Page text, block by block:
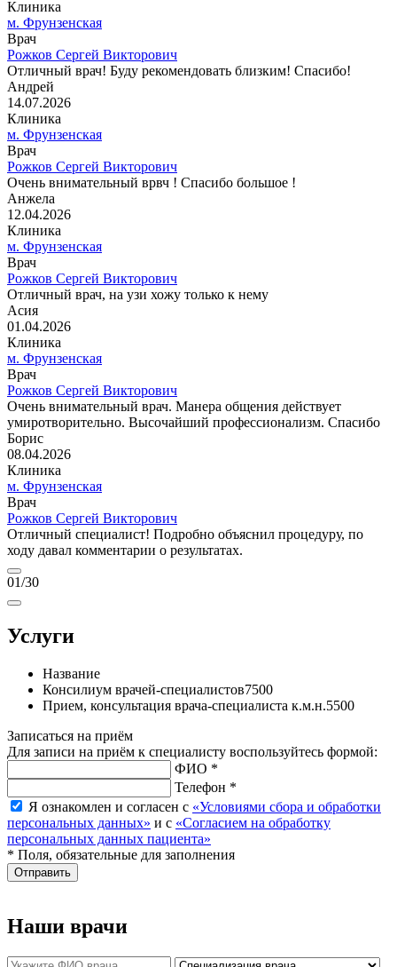
Клиника
м. Фрунзенская
Врач
Рожков Сергей Викторович
Отличный врач! Буду рекомендовать близким! Спасибо!
Андрей
14.07.2026
Клиника
м. Фрунзенская
Врач
Рожков Сергей Викторович
Очень внимательный врвч ! Спасибо большое !
Анжела
12.04.2026
Клиника
м. Фрунзенская
Врач
Рожков Сергей Викторович
Отличный врач, на узи хожу только к нему
Асия
01.04.2026
Клиника
м. Фрунзенская
Врач
Рожков Сергей Викторович
Очень внимательный врач. Манера общения действует
умиротворительно. Высочайший профессионализм. Спасибо
Борис
08.04.2026
Клиника
м. Фрунзенская
Врач
Рожков Сергей Викторович
Отличный специалист! Подробно объяснил процедуру, по
ходу давал комментарии о результатах.
01/30
Услуги
Название
Консилиум врачей-специалистов7500
Прием, консультация врача-специалиста к.м.н.5500
Записаться на приём
Для записи на приём к специалисту воспользуйтесь формой:
ФИО *
Телефон *
Я ознакомлен и согласен с «Условиями сбора и обработки
персональных данных» и с «Согласием на обработку
персональных данных пациента»
* Поля, обязательные для заполнения
Отправить
Наши врачи